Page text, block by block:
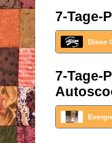
7-Tage-
Disco
7-Tage-